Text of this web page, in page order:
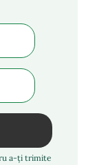
a-ți trimite